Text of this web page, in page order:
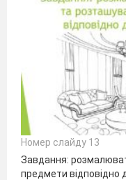
Номер слайду 13
Завдання:
предмети відповідно